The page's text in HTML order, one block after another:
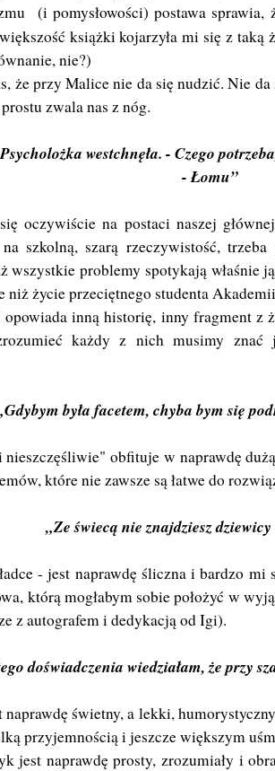
(i pomysłowości) postawa
książki kojarzyła mi się z taką
nie?)
że przy Malice nie da się nudzić. Nie
zwala nas z nóg.
westchnęła. - Czego
- Łomu”
oczywiście na postaci naszej
szkolną, szarą rzeczywistość,
wszystkie problemy spotykają właśnie
niż życie przeciętnego studenta
opowiada inną historię, inny fragment z
każdy z nich musimy znać
była facetem, chyba bym się
nieszczęśliwie" obfituje w naprawdę
które nie zawsze są łatwe do
„Ze świecą nie znajdziesz
- jest naprawdę śliczna i bardzo
którą mogłabym sobie położyć w
z autografem i dedykacją od Igi).
doświadczenia wiedziałam, że przy
świetny, a lekki,
przyjemnością i jeszcze większym
jest naprawdę prosty, zrozumiały i